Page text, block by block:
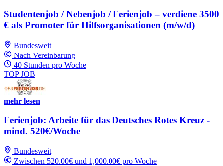
Studentenjob / Nebenjob / Ferienjob – verdiene 3500
€ als Promoter für Hilfsorganisationen (m/w/d)
Bundesweit
Nach Vereinbarung
40 Stunden pro Woche
TOP JOB
mehr lesen
Ferienjob: Arbeite für das Deutsches Rotes Kreuz -
mind. 520€/Woche
Bundesweit
Zwischen 520.00€ und 1,000.00€ pro Woche